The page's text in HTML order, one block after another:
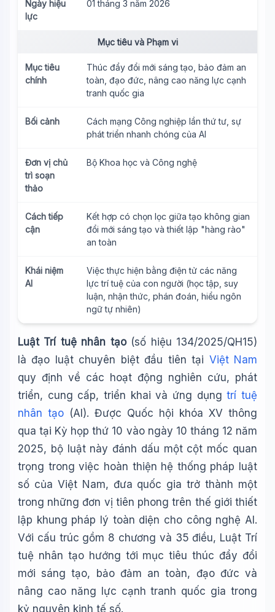
Ngày hiệu
lực
01 tháng 3 năm 2026
Mục tiêu và Phạm vi
Mục tiêu
chính
Thúc đẩy đổi mới sáng tạo, bảo đảm an
toàn, đạo đức, nâng cao năng lực cạnh
tranh quốc gia
Bối cảnh
Cách mạng Công nghiệp lần thứ tư, sự
phát triển nhanh chóng của AI
Đơn vị chủ
trì soạn
thảo
Bộ Khoa học và Công nghệ
Cách tiếp
cận
Kết hợp có chọn lọc giữa tạo không gian
đổi mới sáng tạo và thiết lập "hàng rào"
an toàn
Khái niệm
AI
Việc thực hiện bằng điện tử các năng
lực trí tuệ của con người (học tập, suy
luận, nhận thức, phán đoán, hiểu ngôn
ngữ tự nhiên)
Luật Trí tuệ nhân tạo(số hiệu 134/2025/QH15)
là đạo luật chuyên biệt đầu tiên tại Việt Nam
quy định về các hoạt động nghiên cứu, phát
triển, cung cấp, triển khai và ứng dụngtrí tuệ
nhân tạo (AI). Được Quốc hội khóa XV thông
qua tại Kỳ họp thứ 10 vào ngày 10 tháng 12 năm
2025, bộ luật này đánh dấu một cột mốc quan
trọng trong việc hoàn thiện hệ thống pháp luật
số của Việt Nam, đưa quốc gia trở thành một
trong những đơn vị tiên phong trên thế giới thiết
lập khung pháp lý toàn diện cho công nghệ AI.
Với cấu trúc gồm 8 chương và 35 điều, Luật Trí
tuệ nhân tạo hướng tới mục tiêu thúc đẩy đổi
mới sáng tạo, bảo đảm an toàn, đạo đức và
nâng cao năng lực cạnh tranh quốc gia trong
kỷ nguyên kinh tế số.